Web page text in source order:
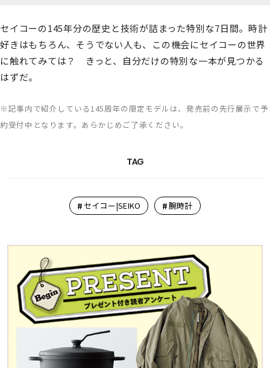
セイコーの145年分の歴史と技術が詰まった特別な7日間。時計
好きはもちろん、そうでない人も、この機会にセイコーの世界
に触れてみては？ きっと、自分だけの特別な一本が見つかる
はずだ。
※記事内で紹介している145周年の限定モデルは、発売前の先行展示で予
約受付中となります。あらかじめご了承ください。
TAG
# セイコー|SEIKO #腕時計